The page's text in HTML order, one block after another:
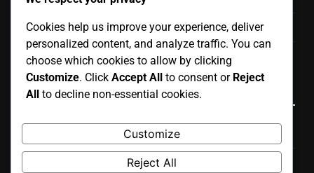
Ota yhteys
Tietosuojapolitiikka
Kategoriat
Cookies help us improve your experience, deliver
personalized content, and analyze traffic. You can
choose which cookies to allow by clicking
Customize. Click Accept All to consent or Reject
All to decline non-essential cookies.
Customize
Reject All